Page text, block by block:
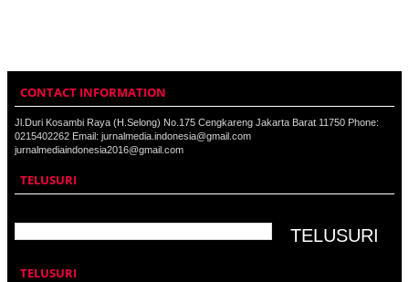
CONTACT INFORMATION
Jl.Duri Kosambi Raya (H.Selong) No.175 Cengkareng Jakarta Barat 11750 Phone:
0215402262 Email: jurnalmedia.indonesia@gmail.com
jurnalmediaindonesia2016@gmail.com
TELUSURI
TELUSURI